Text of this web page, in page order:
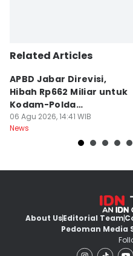
Related Articles
APBD Jabar Direvisi,
Hibah Rp662 Miliar untuk
Kodam-Polda
Dievaluasi
06 Agu 2026, 14:41 WIB
News
About UsEditorial Team
Pedoman Media